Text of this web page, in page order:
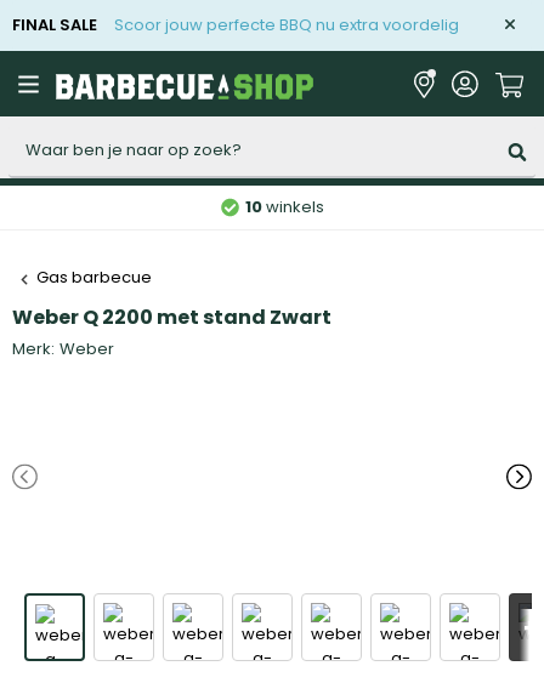
FINAL SALE Scoor jouw perfecte BBQ nu extra voordelig
10winkels
Gas barbecue
Weber Q 2200 met stand Zwart
Merk: Weber
+